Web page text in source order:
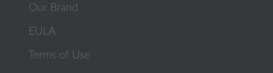
Our Brand
EULA
Terms of Use